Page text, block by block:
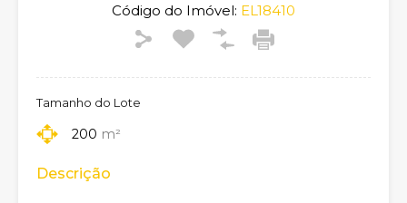
Código do Imóvel: EL18410
Tamanho do Lote
200 m²
Descrição